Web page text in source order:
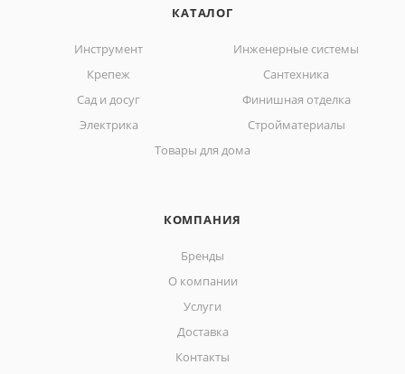
КАТАЛОГ
Инструмент
Инженерные системы
Крепеж
Сантехника
Сад и досуг
Финишная отделка
Электрика
Стройматериалы
Товары для дома
КОМПАНИЯ
Бренды
О компании
Услуги
Доставка
Контакты